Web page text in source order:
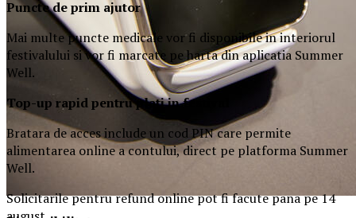
Puncte de prim ajutor
Mai multe puncte medicale vor fi disponibile in interiorul
festivalului si vor fi marcate pe harta din aplicatia Summer
Well.
Top-up rapid pentru plati in festival
Bratara de acces include un cod PIN care permite
alimentarea online a contului, direct pe platforma Summer
Well.
Solicitarile pentru refund online pot fi facute pana pe 14